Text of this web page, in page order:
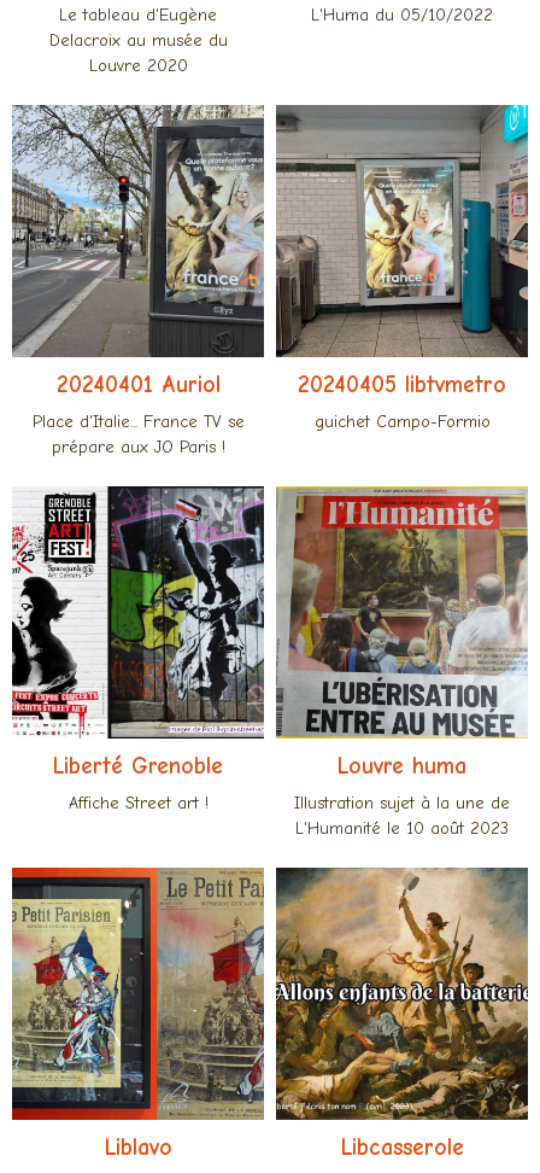
Le tableau d'Eugène
Delacroix au musée du
Louvre 2020
L'Huma du 05/10/2022
20240401 Auriol
Place d'Italie... France TV se
prépare aux JO Paris !
20240405 libtvmetro
guichet Campo-Formio
Liberté Grenoble
Affiche Street art !
Louvre huma
Illustration sujet à la une de
L'Humanité le 10 août 2023
Liblavo Libcasserole